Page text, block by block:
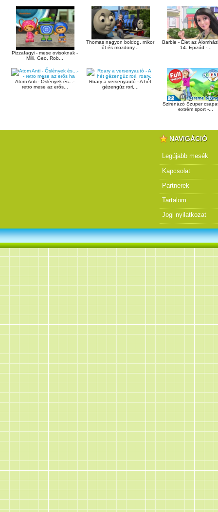
Pizzafagyi - mese ovisoknak -
Milli, Geo, Rob...
Thomas nagyon boldog, mikor
őt és mozdony...
Barbie - Élet az
14. Epizód -...
Atom Anti - Őslények és...-
retro mese az erős...
Roary a versenyautó - A hét
gézengúz rori,...
Szirénázó Szuper
extrém sport -...
NAVIGÁCIÓ
Legújabb mesék
Kapcsolat
Partnerek
Tartalom
Jogi nyilatkozat